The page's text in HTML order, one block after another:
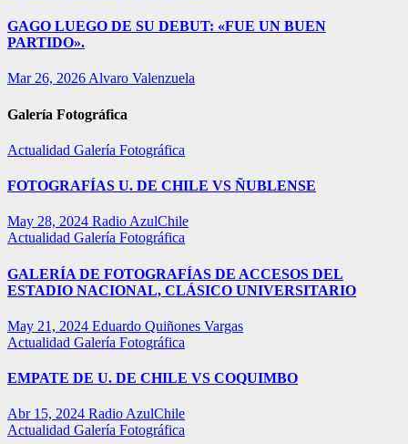
GAGO LUEGO DE SU DEBUT: «FUE UN BUEN
PARTIDO».
Mar 26, 2026 Alvaro Valenzuela
Galería Fotográfica
Actualidad Galería Fotográfica
FOTOGRAFÍAS U. DE CHILE VS ÑUBLENSE
May 28, 2024 Radio AzulChile
Actualidad Galería Fotográfica
GALERÍA DE FOTOGRAFÍAS DE ACCESOS DEL
ESTADIO NACIONAL, CLÁSICO UNIVERSITARIO
May 21, 2024 Eduardo Quiñones Vargas
Actualidad Galería Fotográfica
EMPATE DE U. DE CHILE VS COQUIMBO
Abr 15, 2024 Radio AzulChile
Actualidad Galería Fotográfica